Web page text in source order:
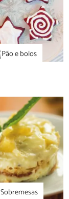
Pão e bolos
Sobremesas